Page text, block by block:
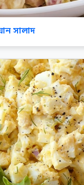
সালাদ